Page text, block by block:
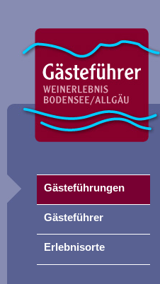
Gästeführungen
Gästeführer
Erlebnisorte